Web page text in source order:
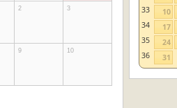
33
10
34
17
35
24
36
31
2 3
9 10